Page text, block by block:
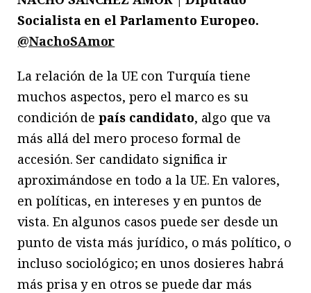
Socialista en el Parlamento Europeo.
@NachoSAmor
La relación de la UE con Turquía tiene
muchos aspectos, pero el marco es su
condición depaís candidato, algo que va
más allá del mero proceso formal de
accesión. Ser candidato significa ir
aproximándose en todo a la UE. En valores,
en políticas, en intereses y en puntos de
vista. En algunos casos puede ser desde un
punto de vista más jurídico, o más político, o
incluso sociológico; en unos dosieres habrá
más prisa y en otros se puede dar más